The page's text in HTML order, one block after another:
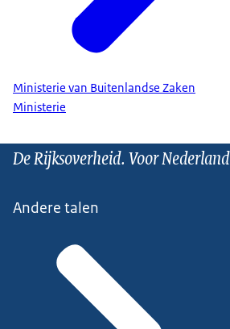
Ministerie van Buitenlandse Zaken
Ministerie
De Rijksoverheid. Voor Nederland
Andere talen